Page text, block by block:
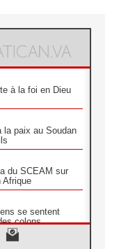
à la foi en Dieu
la paix au Soudan
du SCEAM sur
Afrique
se sentent
colons